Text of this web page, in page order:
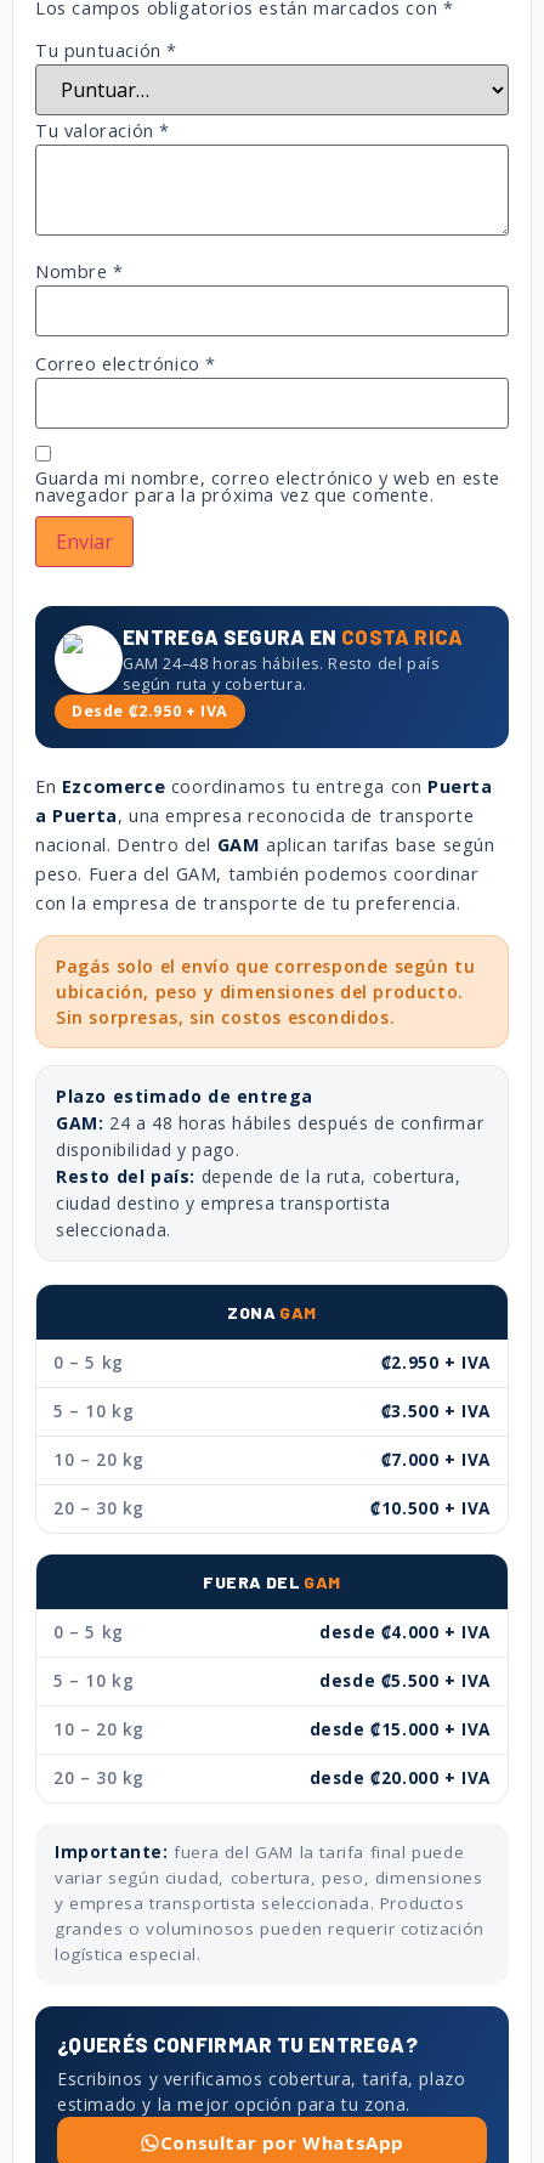
Los campos obligatorios están marcados con *
Tu puntuación*
Tu valoración*
Nombre*
Correo electrónico*
Guarda mi nombre, correo electrónico y web en este
navegador para la próxima vez que comente.
ENTREGA SEGURA EN COSTA RICA
GAM 24–48 horas hábiles. Resto del país
según ruta y cobertura.
Desde ₡2.950 + IVA
En Ezcomerce coordinamos tu entrega con Puerta
a Puerta, una empresa reconocida de transporte
nacional. Dentro del GAM aplican tarifas base según
peso. Fuera del GAM, también podemos coordinar
con la empresa de transporte de tu preferencia.
Pagás solo el envío que corresponde según tu
ubicación, peso y dimensiones del producto.
Sin sorpresas, sin costos escondidos.
Plazo estimado de entrega
GAM: 24 a 48 horas hábiles después de confirmar
disponibilidad y pago.
Resto del país: depende de la ruta, cobertura,
ciudad destino y empresa transportista
seleccionada.
ZONA GAM
0 – 5 kg ₡2.950 + IVA
5 – 10 kg ₡3.500 + IVA
10 – 20 kg ₡7.000 + IVA
20 – 30 kg ₡10.500 + IVA
FUERA DEL GAM
0 – 5 kg desde ₡4.000 + IVA
5 – 10 kg desde ₡5.500 + IVA
10 – 20 kg desde ₡15.000 + IVA
20 – 30 kg desde ₡20.000 + IVA
Importante: fuera del GAM la tarifa final puede
variar según ciudad, cobertura, peso, dimensiones
y empresa transportista seleccionada. Productos
grandes o voluminosos pueden requerir cotización
logística especial.
¿QUERÉS CONFIRMAR TU ENTREGA?
Escribinos y verificamos cobertura, tarifa, plazo
estimado y la mejor opción para tu zona.
Consultar por WhatsApp